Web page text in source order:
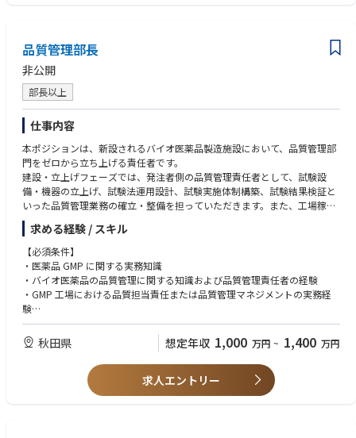
◆この仕事の魅力
社会的に関心が高まり続けている環境負荷低減に対して、自らがプロジェ
クトマネジメントを行うことで社会貢献できること。環境法規制に対する
知識を蓄積していくことで社外にも通用するスペシャリストになれるこ
と。また、電子情報技術産業協会（JEITA）等の社外活動として、他社との
連携・交流ができること。
◆業界動向と自社事業の特徴
リレーメーカーとして培った技術力、品質とブランドを武器に、産業機器
業界の顧客から高い信頼を得ている。商品および販売ネットワーク、顧客
基盤を基に、新商品投入、商品供給力強化、新規顧客獲得、販路拡大など
の注力取り組みにより事業成長を目指す。
・社外委員会活動での委員経験者（JEITA、NECA、JEMIMA、カテ8,9連絡
会、日機輸、その他）
・環境法規制にかかるロビー活動の経験者
・ISO14001管理業務経験者、或いはISO9001の監査業務経験者
・ISO14001やISO9001の審査員及び準審査員資格保有者
・技術師補資格（領域：化学、応用理学（物理及び化学）、経営工学（生
産・物流マネジメント）、環境（環境影響評価））
・化学物質管理師補
・QC検定２級以上
◆歓迎する人物像
・業務遂行だけではなく人の繋がりを大事にできる人
・自律的に業務計画管理を行えコミュニケーション力がある方
・物怖じせず議論し、行動力のある人材
◆使用する開発言語・ソフト・装置/機器等
・MS-Excel、Word、Powerpoint、Outlookなど
・chemSHERPA、IMDS、BOMcheck、IPC-1752の知識があればなおよい
品質管理部長
非公開
部長以上
仕事内容
本ポジションは、新設されるバイオ医薬品製造施設において、品質管理部
門をゼロから立ち上げる責任者です。
建設・立上げフェーズでは、発注者側の品質管理責任者として、試験設
備・機器の立上げ、試験法運用設計、試験実施体制構築、試験結果検証と
いった品質管理業務の確立・整備を担っていただきます。また、工場稼働
後は、品質管理部門責任者として、原材料試験、工程内試験、製品試験、
環境モニタリング、安定性試験等を含む試験活動全般の責任を担っていた
だきます。
求める経験 / スキル
【必須条件】
・医薬品 GMP に関する実務知識
・バイオ医薬品の品質管理に関する知識および品質管理責任者の経験
・GMP 工場における品質担当責任または品質管理マネジメントの実務経
験
・試験設備・機器、試薬等、試験記録、試験結果、データインテグリティ
に関する基本的な理解
・複数の社外関係者（設計会社、施工会社、設備ベンダー、コンサルタン
ト、外部試験機関、技術供与等）との調整・折衝経験
・品質管理部門または試験関連チームにおけるピープルマネジメント経験
・環境で発生する課題を整理し、関係者を巻き込みながら解決に導く能力
秋田県 想定年収 1,000 万円 ~ 1,400 万円
求人エントリー